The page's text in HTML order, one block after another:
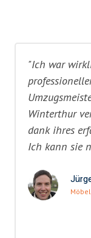
"Ich war
Winterthur
dank ihres
Ich kann sie